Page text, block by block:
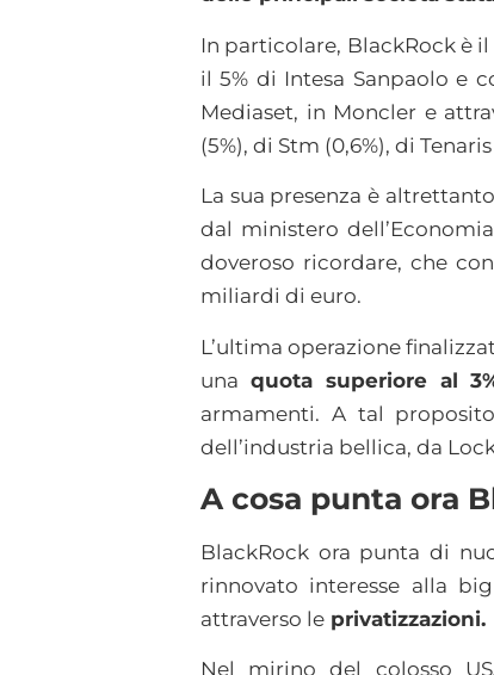
In particolare, BlackRock è
il 5% di Intesa Sanpaolo e
Mediaset, in Moncler e
(5%), di Stm (0,6%), di
La sua presenza è
dal ministero
doveroso ricordare, che
miliardi di euro.
L’ultima operazione
una quota superiore al
armamenti. A tal
dell’industria bellica, da
A cosa punta ora
BlackRock ora punta di
rinnovato interesse alla
attraverso le privatizzazioni.
Nel mirino del colosso